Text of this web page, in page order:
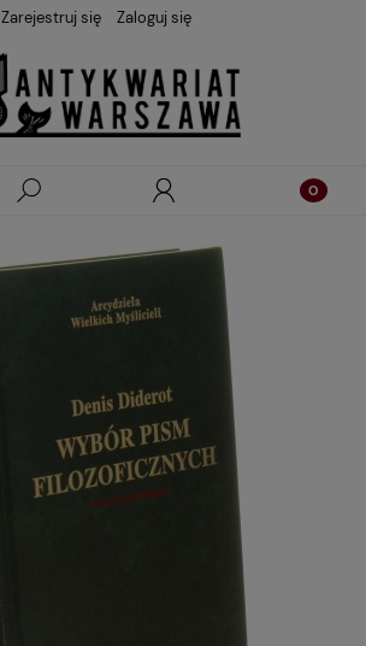
Zarejestruj się Zaloguj się